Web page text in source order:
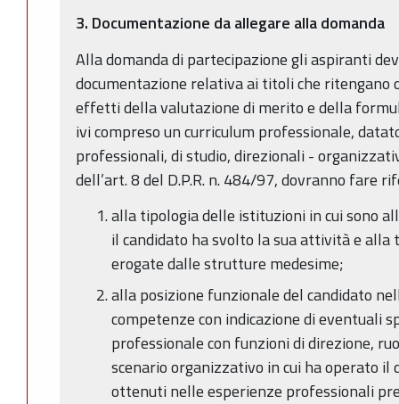
3. Documentazione da allegare alla domanda
Alla domanda di partecipazione gli aspiranti
documentazione relativa ai titoli che
effetti della valutazione di merito e della
ivi compreso un curriculum professionale,
professionali, di studio, direzionali -
dell’art. 8 del D.P.R. n. 484/97, dovranno fare
alla tipologia delle istituzioni in cui sono
il candidato ha svolto la sua attività e
erogate dalle strutture medesime;
alla posizione funzionale del candidato
competenze con indicazione di eventuali
professionale con funzioni di direzione,
scenario organizzativo in cui ha operato
ottenuti nelle esperienze professionali